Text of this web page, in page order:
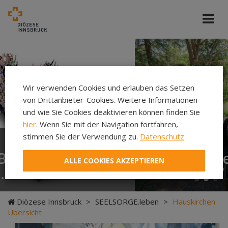
Cincelli/dibk
Neuer Pilgerweg Via
Laudato si’
Diözese Innsbruck > SEELSORGE.leben > Hauskirchen
Übersicht
Wir verwenden Cookies und erlauben das Setzen
von Drittanbieter-Cookies. Weitere Informationen
und wie Sie Cookies deaktivieren können finden Sie
hier. Wenn Sie mit der Navigation fortfahren,
stimmen Sie der Verwendung zu. Datenschutz
ALLE COOKIES AKZEPTIEREN